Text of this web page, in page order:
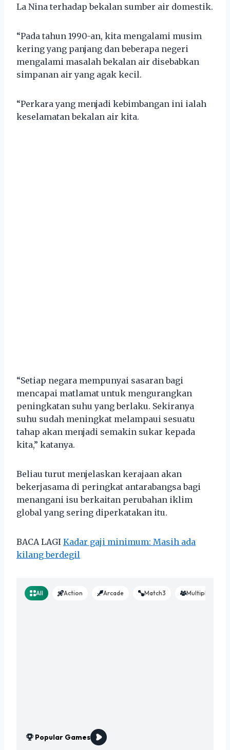
La Nina terhadap bekalan sumber air domestik.
“Pada tahun 1990-an, kita mengalami musim
kering yang panjang dan beberapa negeri
mengalami masalah bekalan air disebabkan
simpanan air yang agak kecil.
“Perkara yang menjadi kebimbangan ini ialah
keselamatan bekalan air kita.
“Setiap negara mempunyai sasaran bagi
mencapai matlamat untuk mengurangkan
peningkatan suhu yang berlaku. Sekiranya
suhu sudah meningkat melampaui sesuatu
tahap akan menjadi semakin sukar kepada
kita,” katanya.
Beliau turut menjelaskan kerajaan akan
bekerjasama di peringkat antarabangsa bagi
menangani isu berkaitan perubahan iklim
global yang sering diperkatakan itu.
BACA LAGI Kadar gaji minimum: Masih ada
kilang berdegil